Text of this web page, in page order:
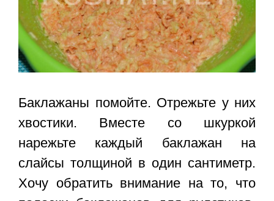
Баклажаны помойте. Отрежьте у них
хвостики. Вместе со шкуркой
нарежьте каждый баклажан на
слайсы толщиной в один сантиметр.
Хочу обратить внимание на то, что